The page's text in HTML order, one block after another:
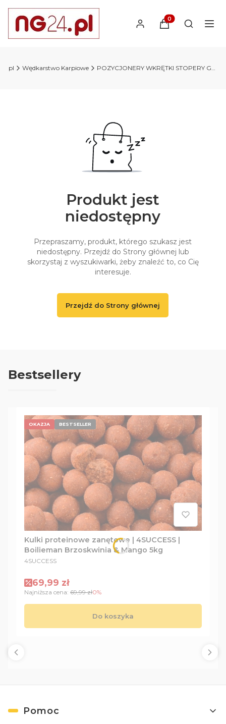
Produkty w
Otwórz
Wędkarstwo Karpiowe POZYCJONERY WKRĘTKI STOPERY GUMKI
Produkt jest
niedostępny
Przepraszamy, produkt, którego szukasz jest
niedostępny. Przejdź do Strony głównej lub
skorzystaj z wyszukiwarki, żeby znaleźć to, co Cię
interesuje.
Przejdź do Strony głównej
Bestsellery
OKAZJA BESTSELLER
Kulki proteinowe zanętowe | 4SUCCESS |
Boilieman Brzoskwinia & Mango 5kg
PRODUCENT
4SUCCESS
Cena promocyjna
69,99 zł
Najniższa cena: 69,99 zł0%
Do koszyka
Linki w stopce
Pomoc